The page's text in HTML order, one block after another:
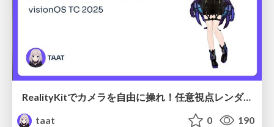
RealityKitでカメラを自由に操れ！任意視点レンダリングへの挑戦
taat
0 190